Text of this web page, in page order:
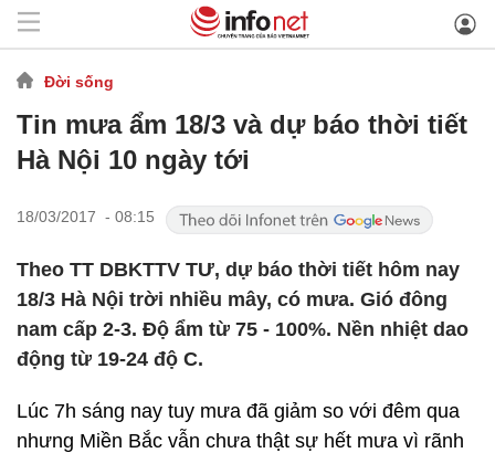
Đời sống
Tin mưa ẩm 18/3 và dự báo thời tiết
Hà Nội 10 ngày tới
18/03/2017 - 08:15
Theo TT DBKTTV TƯ, dự báo thời tiết hôm nay
18/3 Hà Nội trời nhiều mây, có mưa. Gió đông
nam cấp 2-3. Độ ẩm từ 75 - 100%. Nền nhiệt dao
động từ 19-24 độ C.
Lúc 7h sáng nay tuy mưa đã giảm so với đêm qua
nhưng Miền Bắc vẫn chưa thật sự hết mưa vì rãnh